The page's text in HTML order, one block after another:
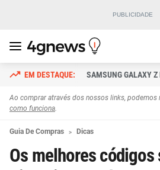
SAMSUNG GALAXY Z
Ao comprar através dos nossos links, podemos
como funciona.
Guia De Compras Dicas
Os melhores códigos